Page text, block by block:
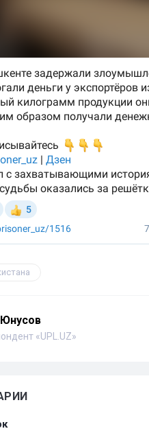
«UPL.UZ»